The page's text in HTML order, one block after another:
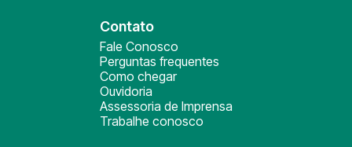
Contato
Fale Conosco
Perguntas frequentes
Como chegar
Ouvidoria
Assessoria de Imprensa
Trabalhe conosco